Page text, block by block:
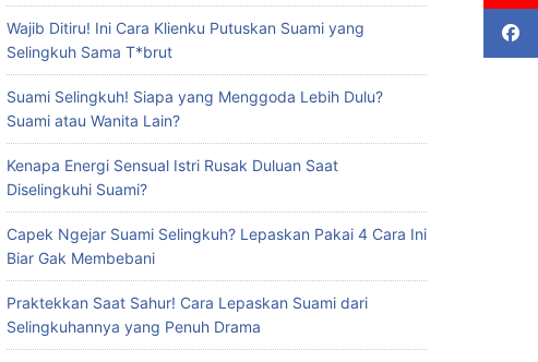
Wajib Ditiru! Ini Cara Klienku Putuskan Suami yang
Selingkuh Sama T*brut
Suami Selingkuh! Siapa yang Menggoda Lebih Dulu?
Suami atau Wanita Lain?
Kenapa Energi Sensual Istri Rusak Duluan Saat
Diselingkuhi Suami?
Capek Ngejar Suami Selingkuh? Lepaskan Pakai 4 Cara Ini
Biar Gak Membebani
Praktekkan Saat Sahur! Cara Lepaskan Suami dari
Selingkuhannya yang Penuh Drama